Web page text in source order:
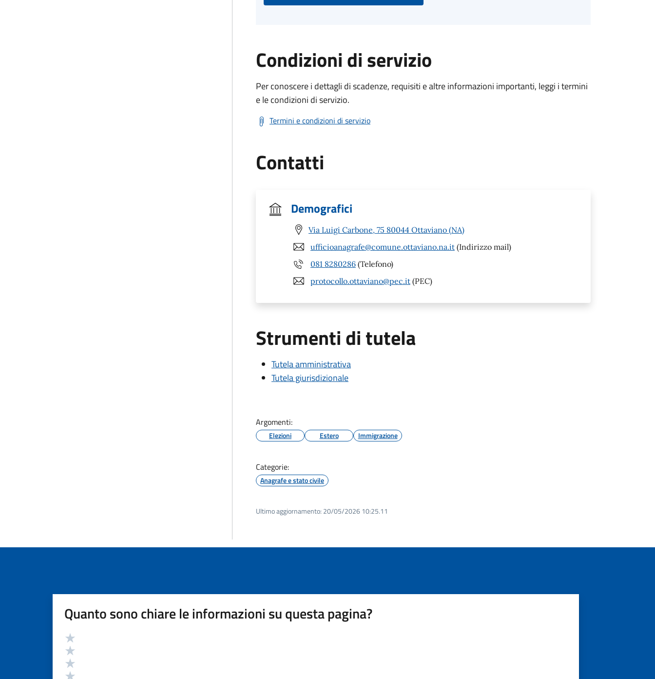
Condizioni di servizio
Per conoscere i dettagli di scadenze, requisiti e altre informazioni importanti, leggi i termini
e le condizioni di servizio.
Termini e condizioni di servizio
Contatti
Demografici
Via Luigi Carbone, 75 80044 Ottaviano (NA)
ufficioanagrafe@comune.ottaviano.na.it (Indirizzo mail)
081 8280286 (Telefono)
protocollo.ottaviano@pec.it (PEC)
Strumenti di tutela
Tutela amministrativa
Tutela giurisdizionale
Argomenti:
Elezioni Estero Immigrazione
Categorie:
Anagrafe e stato civile
Ultimo aggiornamento: 20/05/2026 10:25.11
Quanto sono chiare le informazioni su questa pagina?
Valutazione